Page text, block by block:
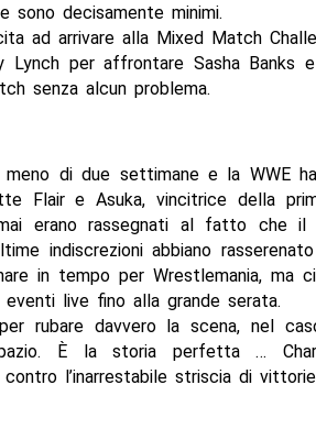
sono decisamente minimi.
ad arrivare alla Mixed Match
Lynch per affrontare Sasha Banks
senza alcun problema.
di due settimane e la WWE
Flair e Asuka, vincitrice della
erano rassegnati al fatto che il
indiscrezioni abbiano rasserenato
in tempo per Wrestlemania, ma
live fino alla grande serata.
rubare davvero la scena, nel
È la storia perfetta …
l’inarrestabile striscia di